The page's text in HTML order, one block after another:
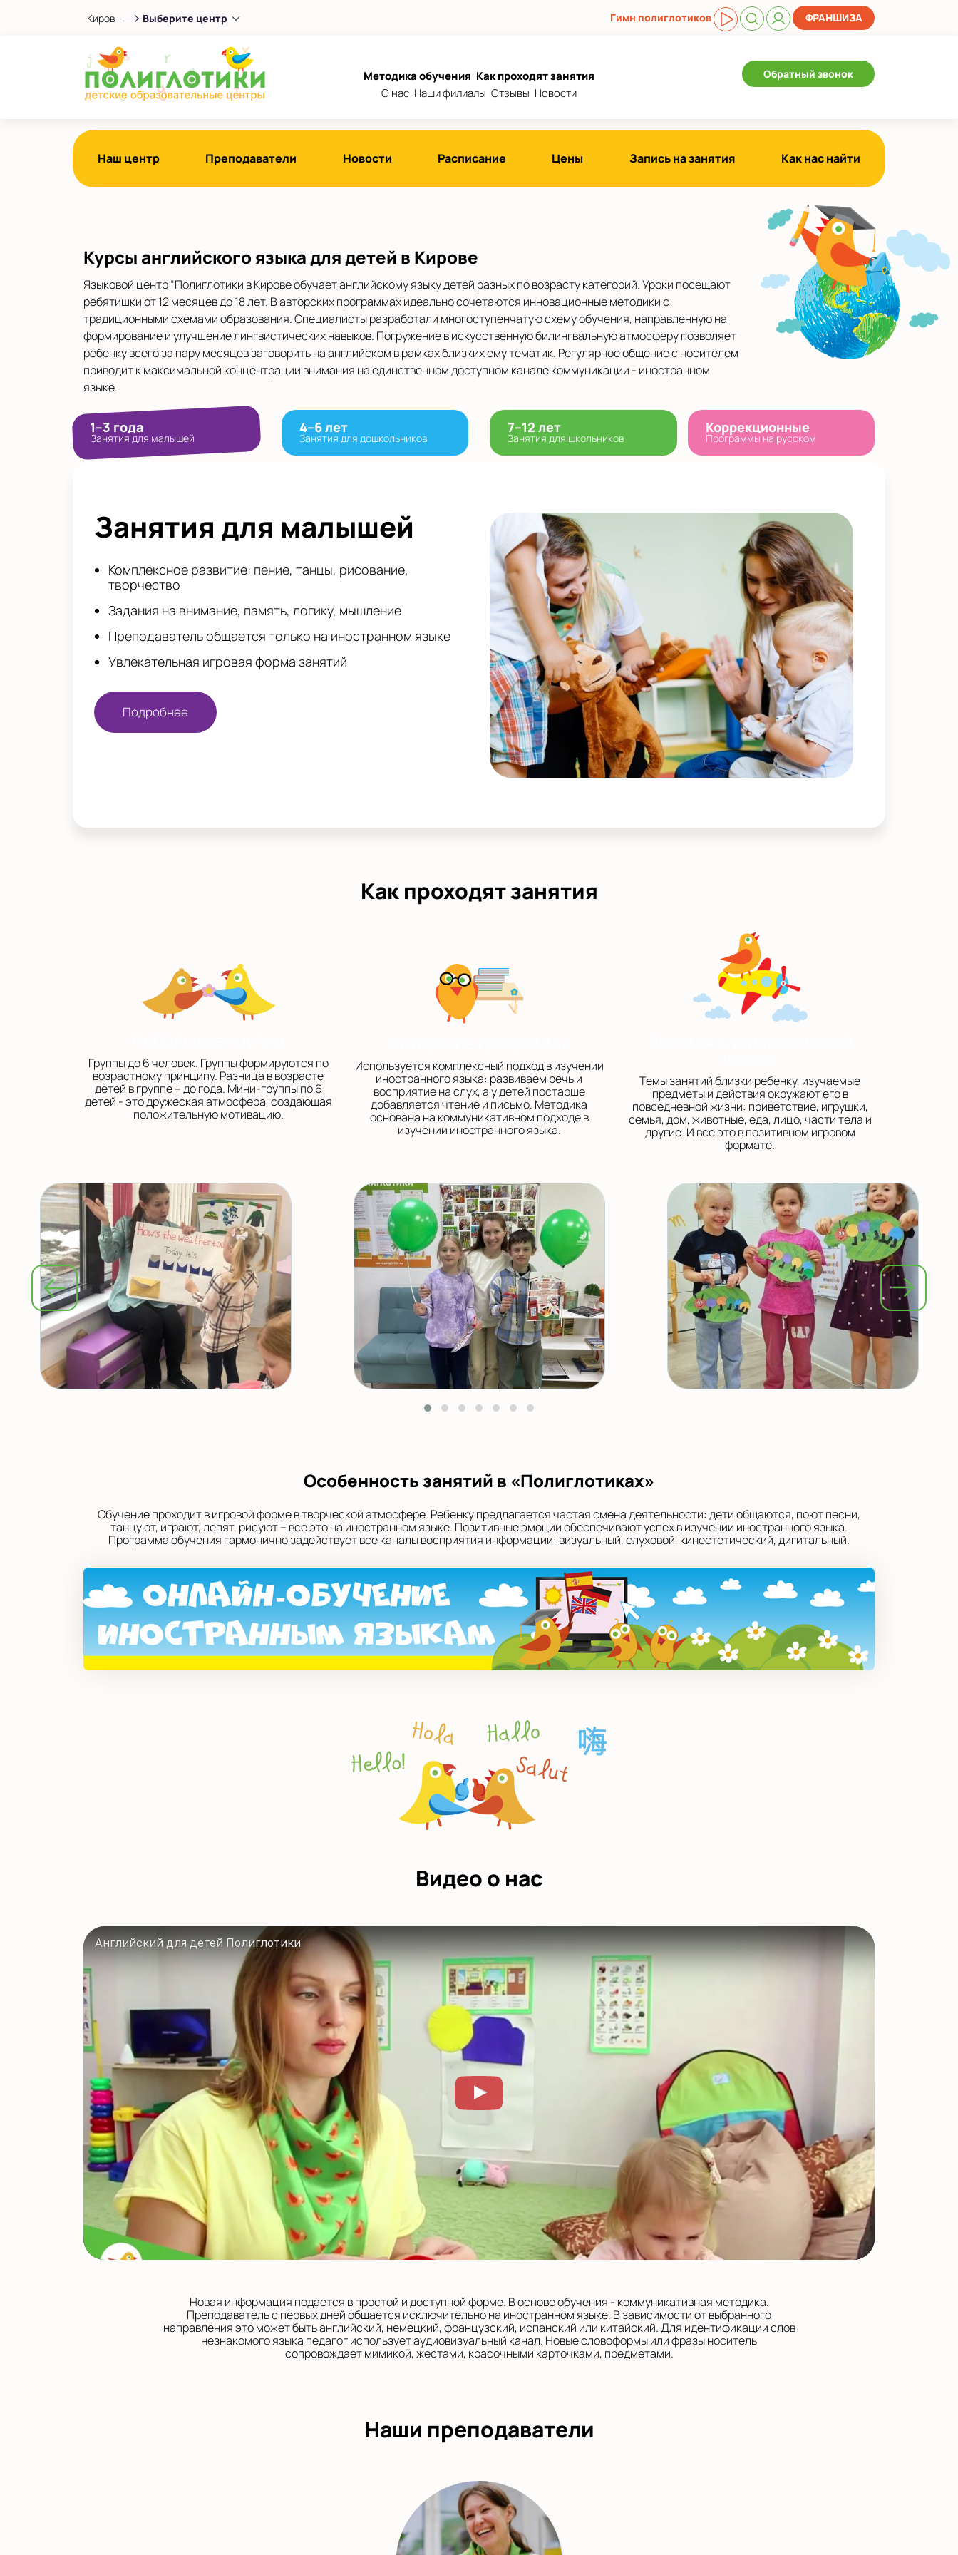
Киров Выберите центр
Выберите центр
на Красноармейской
Показать на карте
Выбрать другой город
Гимн полиглотиков ФРАНШИЗА
Методика обучения Как проходят занятия
О нас Наши филиалы Отзывы Новости
Обратный звонок
Наш центр Преподаватели Новости Расписание Цены Запись на занятия Как нас найти
Курсы английского языка для детей в Кирове
Языковой центр “Полиглотики в Кирове обучает английскому языку детей разных по возрасту категорий. Уроки посещают
ребятишки от 12 месяцев до 18 лет. В авторских программах идеально сочетаются инновационные методики с
традиционными схемами образования. Специалисты разработали многоступенчатую схему обучения, направленную на
формирование и улучшение лингвистических навыков. Погружение в искусственную билингвальную атмосферу позволяет
ребенку всего за пару месяцев заговорить на английском в рамках близких ему тематик. Регулярное общение с носителем
приводит к максимальной концентрации внимания на единственном доступном канале коммуникации - иностранном
языке.
1–3 года
Занятия для малышей
4–6 лет
Занятия для дошкольников
7–12 лет
Занятия для школьников
Коррекционные
Программы на русском
Занятия для малышей
Комплексное развитие: пение, танцы, рисование,
творчество
Задания на внимание, память, логику, мышление
Преподаватель общается только на иностранном языке
Увлекательная игровая форма занятий
Подробнее
Как проходят занятия
Группы до 6 человек. Группы формируются по
возрастному принципу. Разница в возрасте
детей в группе – до года. Мини-группы по 6
детей - это дружеская атмосфера, создающая
положительную мотивацию.
Используется комплексный подход в изучении
иностранного языка: развиваем речь и
восприятие на слух, а у детей постарше
добавляется чтение и письмо. Методика
основана на коммуникативном подходе в
изучении иностранного языка.
Темы занятий близки ребенку, изучаемые
предметы и действия окружают его в
повседневной жизни: приветствие, игрушки,
семья, дом, животные, еда, лицо, части тела и
другие. И все это в позитивном игровом
формате.
Особенность занятий в «Полиглотиках»
Обучение проходит в игровой форме в творческой атмосфере. Ребенку предлагается частая смена деятельности: дети общаются, поют песни,
танцуют, играют, лепят, рисуют – все это на иностранном языке. Позитивные эмоции обеспечивают успех в изучении иностранного языка.
Программа обучения гармонично задействует все каналы восприятия информации: визуальный, слуховой, кинестетический, дигитальный.
Видео о нас
Английский для детей Полиглотики
Новая информация подается в простой и доступной форме. В основе обучения - коммуникативная методика.
Преподаватель с первых дней общается исключительно на иностранном языке. В зависимости от выбранного
направления это может быть английский, немецкий, французский, испанский или китайский. Для идентификации слов
незнакомого языка педагог использует аудиовизуальный канал. Новые словоформы или фразы носитель
сопровождает мимикой, жестами, красочными карточками, предметами.
Наши преподаватели